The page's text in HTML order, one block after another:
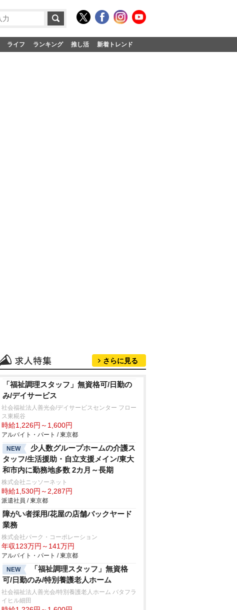
ライフ ランキング 推し活 新着トレンド
さらに見る
「福祉調理スタッフ」無資格可/日勤の
み/デイサービス
社会福祉法人善光会/デイサービスセンター フロー
ス東糀谷
時給1,226円～1,600円
アルバイト・パート / 東京都
NEW
少人数グループホームの介護ス
タッフ/生活援助・自立支援メイン/東大
和市内に勤務地多数 2カ月～長期
株式会社ニッソーネット
時給1,530円～2,287円
派遣社員 / 東京都
障がい者採用/花屋の店舗バックヤード
業務
株式会社パーク・コーポレーション
年収123万円～141万円
アルバイト・パート / 東京都
NEW
「福祉調理スタッフ」無資格
可/日勤のみ/特別養護老人ホーム
社会福祉法人善光会/特別養護老人ホーム バタフラ
イヒル細田